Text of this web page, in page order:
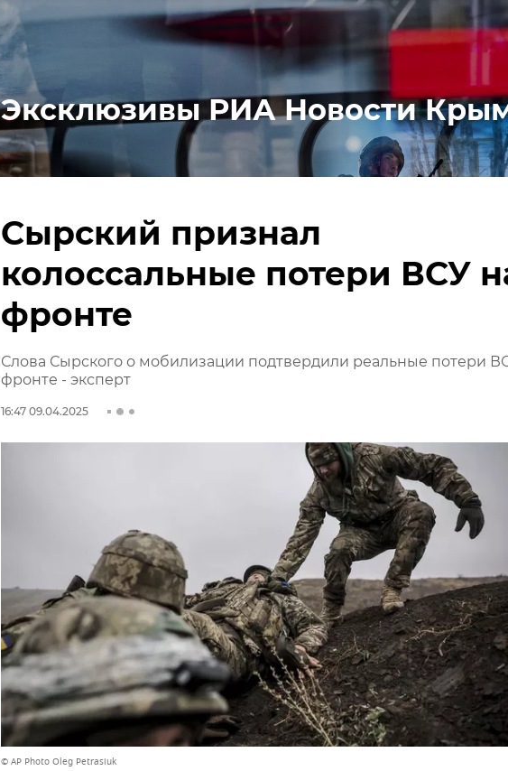
Эксклюзивы РИА Новости
Сырский признал
колоссальные потери ВСУ
фронте
Слова Сырского о мобилизации подтвердили реальные потери
фронте - эксперт
16:47 09.04.2025
© AP Photo Oleg Petrasiuk